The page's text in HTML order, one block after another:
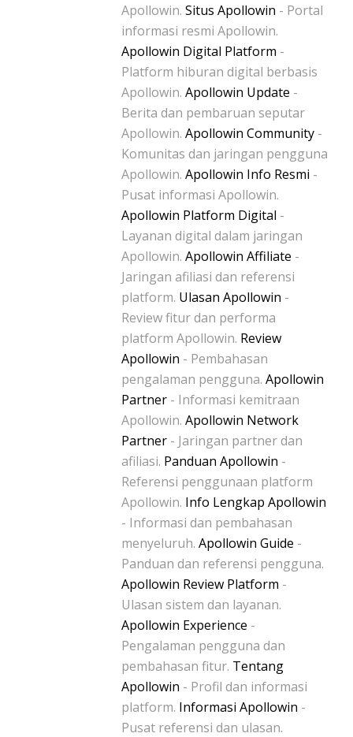
Apollowin. Situs Apollowin - Portal
informasi resmi Apollowin.
Apollowin Digital Platform -
Platform hiburan digital berbasis
Apollowin. Apollowin Update -
Berita dan pembaruan seputar
Apollowin. Apollowin Community -
Komunitas dan jaringan pengguna
Apollowin. Apollowin Info Resmi -
Pusat informasi Apollowin.
Apollowin Platform Digital -
Layanan digital dalam jaringan
Apollowin. Apollowin Affiliate -
Jaringan afiliasi dan referensi
platform. Ulasan Apollowin -
Review fitur dan performa
platform Apollowin. Review
Apollowin - Pembahasan
pengalaman pengguna. Apollowin
Partner - Informasi kemitraan
Apollowin. Apollowin Network
Partner - Jaringan partner dan
afiliasi. Panduan Apollowin -
Referensi penggunaan platform
Apollowin. Info Lengkap Apollowin
- Informasi dan pembahasan
menyeluruh. Apollowin Guide -
Panduan dan referensi pengguna.
Apollowin Review Platform -
Ulasan sistem dan layanan.
Apollowin Experience -
Pengalaman pengguna dan
pembahasan fitur. Tentang
Apollowin - Profil dan informasi
platform. Informasi Apollowin -
Pusat referensi dan ulasan.